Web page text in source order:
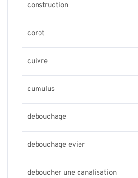
construction
corot
cuivre
cumulus
debouchage
debouchage evier
deboucher une canalisation